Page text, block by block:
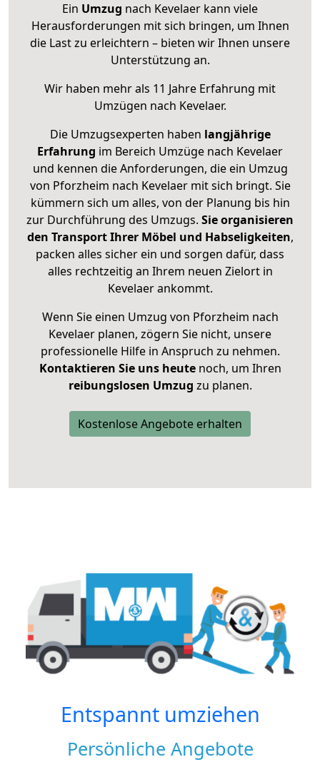
Ein Umzug nach Kevelaer kann viele
Herausforderungen mit sich bringen, um Ihnen
die Last zu erleichtern – bieten wir Ihnen unsere
Unterstützung an.
Wir haben mehr als 11 Jahre Erfahrung mit
Umzügen nach Kevelaer.
Die Umzugsexperten haben langjährige
Erfahrung im Bereich Umzüge nach Kevelaer
und kennen die Anforderungen, die ein Umzug
von Pforzheim nach Kevelaer mit sich bringt. Sie
kümmern sich um alles, von der Planung bis hin
zur Durchführung des Umzugs. Sie organisieren
den Transport Ihrer Möbel und Habseligkeiten,
packen alles sicher ein und sorgen dafür, dass
alles rechtzeitig an Ihrem neuen Zielort in
Kevelaer ankommt.
Wenn Sie einen Umzug von Pforzheim nach
Kevelaer planen, zögern Sie nicht, unsere
professionelle Hilfe in Anspruch zu nehmen.
Kontaktieren Sie uns heutenoch, um Ihren
reibungslosen Umzug zu planen.
Kostenlose Angebote erhalten
Entspannt umziehen
Persönliche Angebote